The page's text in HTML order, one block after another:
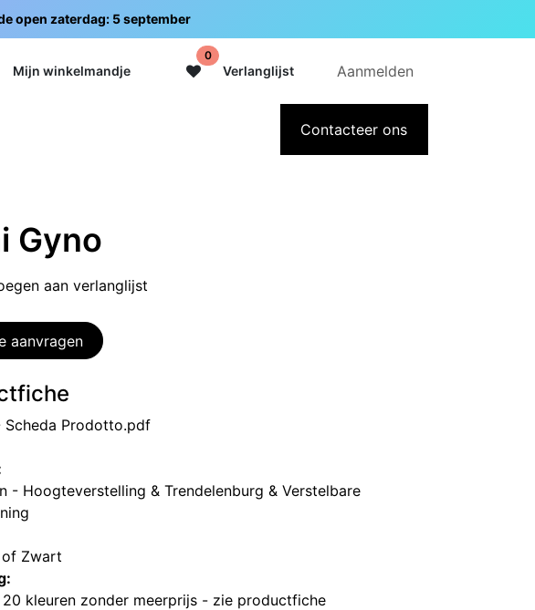
open zaterdag: 5 september
Mijn winkelmandje
0
Verlanglijst Aanmelden
Over IntermediContacteer ons
Gyno
- Hoogteverstelling & Trendelenburg & Verstelbare
Zwart
20 kleuren zonder meerprijs - zie productfiche
aan verlanglijst
aanvragen
Scheda Prodotto.pdf